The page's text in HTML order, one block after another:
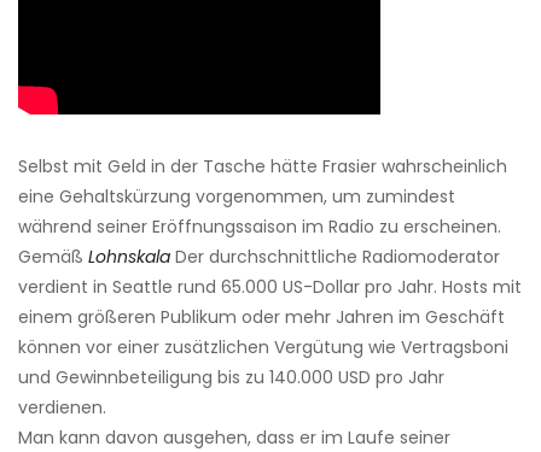
Selbst mit Geld in der Tasche hätte Frasier wahrscheinlich
eine Gehaltskürzung vorgenommen, um zumindest
während seiner Eröffnungssaison im Radio zu erscheinen.
Gemäß Lohnskala Der durchschnittliche Radiomoderator
verdient in Seattle rund 65.000 US-Dollar pro Jahr. Hosts mit
einem größeren Publikum oder mehr Jahren im Geschäft
können vor einer zusätzlichen Vergütung wie Vertragsboni
und Gewinnbeteiligung bis zu 140.000 USD pro Jahr
verdienen.
Man kann davon ausgehen, dass er im Laufe seiner